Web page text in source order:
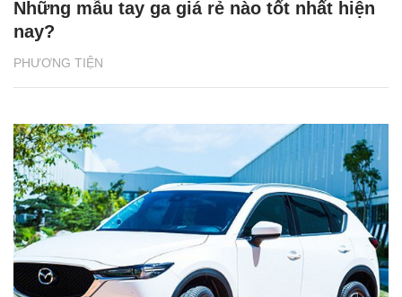
PHƯƠNG TIỆN
Những mẫu tay ga giá rẻ nào tốt nhất hiện
nay?